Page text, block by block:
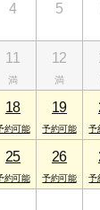
4 5
11 12
18 19
25 26